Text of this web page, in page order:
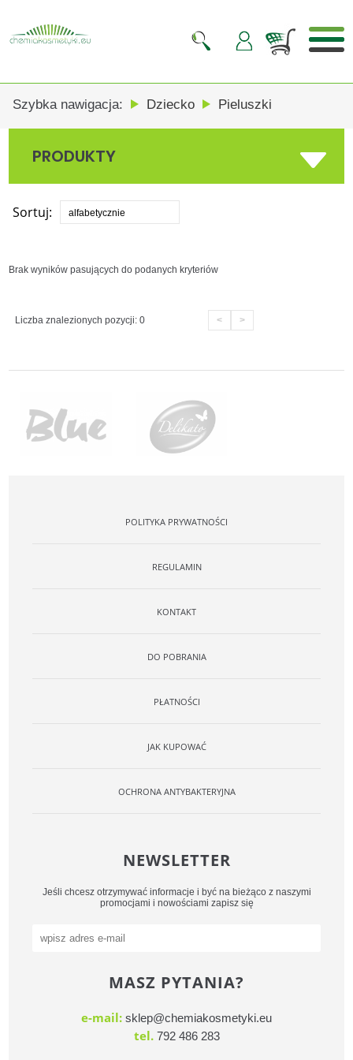
Szybka nawigacja: Dziecko Pieluszki
PRODUKTY
Sortuj: alfabetycznie
Brak wyników pasujących do podanych kryteriów
Liczba znalezionych pozycji: 0 < >
POLITYKA PRYWATNOŚCI
REGULAMIN
KONTAKT
DO POBRANIA
PŁATNOŚCI
JAK KUPOWAĆ
OCHRONA ANTYBAKTERYJNA
NEWSLETTER
Jeśli chcesz otrzymywać informacje i być na bieżąco z naszymi
promocjami i nowościami zapisz się
MASZ PYTANIA?
e-mail: sklep@chemiakosmetyki.eu
tel.792 486 283